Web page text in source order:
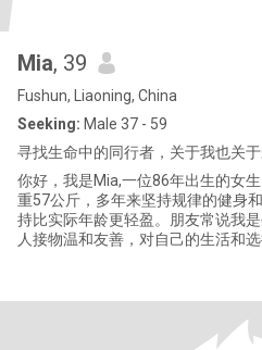
Mia, 39
Fushun, Liaoning, China
Seeking: Male 37 - 59
寻找生命中的同行者，关于我也关
你好，我是Mia,一位86年出生的女
重57公斤，多年来坚持规律的健身
持比实际年龄更轻盈。朋友常说我
人接物温和友善，对自己的生活和选
刻的体会到亲密关系的复杂与珍贵